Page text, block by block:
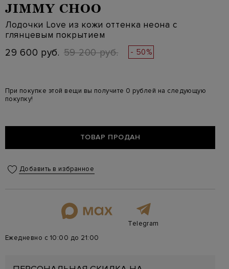
JIMMY CHOO
Лодочки Love из кожи оттенка неона с
глянцевым покрытием
29 600 руб. 59 200 руб. - 50%
При покупке этой вещи вы получите 0 рублей на следующую
покупку!
ТОВАР ПРОДАН
Добавить в избранное
Telegram
Ежедневно с 10:00 до 21:00